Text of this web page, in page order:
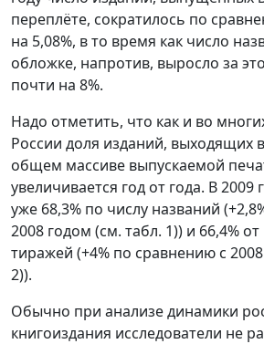
переплёте, сократилось по
на 5,08%, в то время как число
обложке, напротив, выросло за
почти на 8%.
Надо отметить, что как и во
России доля изданий, выходящих
общем массиве выпускаемой
увеличивается год от года. В 2009
уже 68,3% по числу названий
2008 годом (см. табл. 1)) и 66,4%
тиражей (+4% по сравнению с
2)).
Обычно при анализе динамики
книгоиздания исследователи не